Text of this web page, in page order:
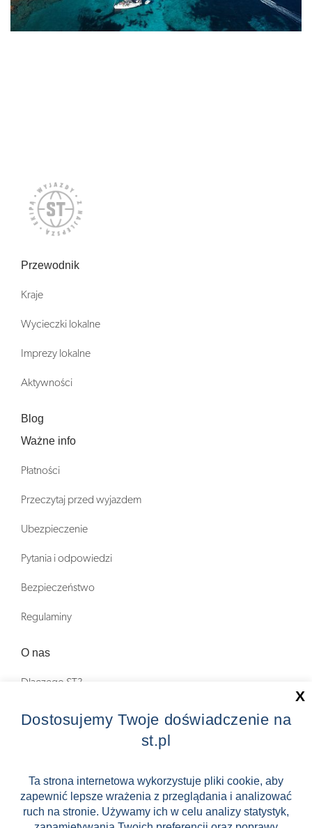
Przewodnik
Kraje
Wycieczki lokalne
Imprezy lokalne
Aktywności
Blog
Ważne info
Płatności
Przeczytaj przed wyjazdem
Ubezpieczenie
Pytania i odpowiedzi
Bezpieczeństwo
Regulaminy
O nas
Dlaczego ST?
Zostań Pilotem wycieczek!
Zniżki
FAQ
ST INCENTIVE
Dostosujemy Twoje doświadczenie na
st.pl
Ta strona internetowa wykorzystuje pliki cookie, aby
zapewnić lepsze wrażenia z przeglądania i analizować
ruch na stronie. Używamy ich w celu analizy statystyk,
X